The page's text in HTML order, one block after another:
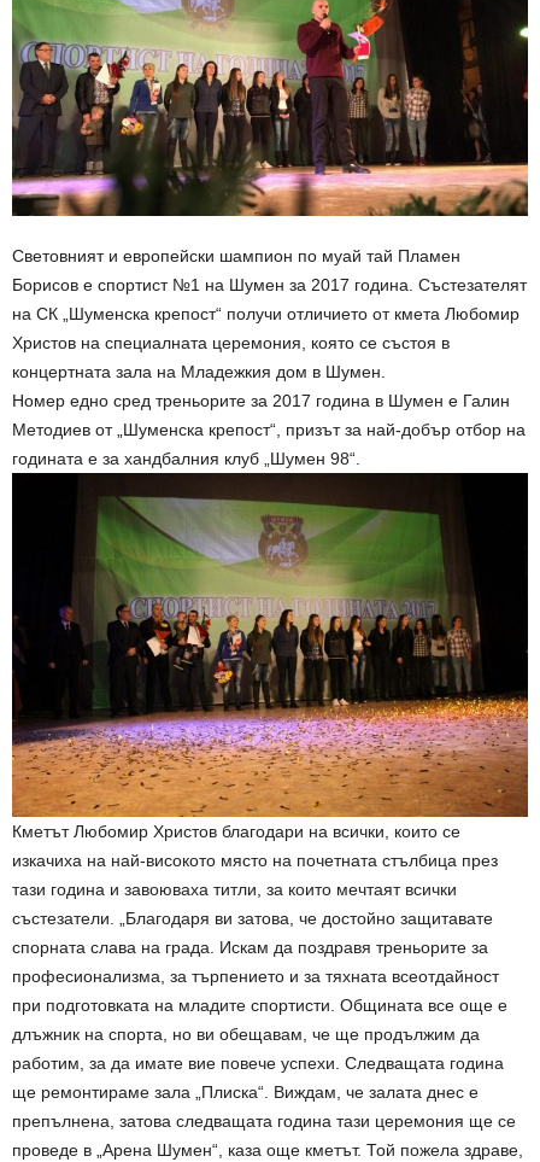
Световният и европейски шампион по муай тай Пламен
Борисов е спортист №1 на Шумен за 2017 година. Състезателят
на СК „Шуменска крепост“ получи отличието от кмета Любомир
Христов на специалната церемония, която се състоя в
концертната зала на Младежкия дом в Шумен.
Номер едно сред треньорите за 2017 година в Шумен е Галин
Методиев от „Шуменска крепост“, призът за най-добър отбор на
годината е за хандбалния клуб „Шумен 98“.
Кметът Любомир Христов благодари на всички, които се
изкачиха на най-високото място на почетната стълбица през
тази година и завоюваха титли, за които мечтаят всички
състезатели. „Благодаря ви затова, че достойно защитавате
спорната слава на града. Искам да поздравя треньорите за
професионализма, за търпението и за тяхната всеотдайност
при подготовката на младите спортисти. Общината все още е
длъжник на спорта, но ви обещавам, че ще продължим да
работим, за да имате вие повече успехи. Следващата година
ще ремонтираме зала „Плиска“. Виждам, че залата днес е
препълнена, затова следващата година тази церемония ще се
проведе в „Арена Шумен“, каза още кметът. Той пожела здраве,